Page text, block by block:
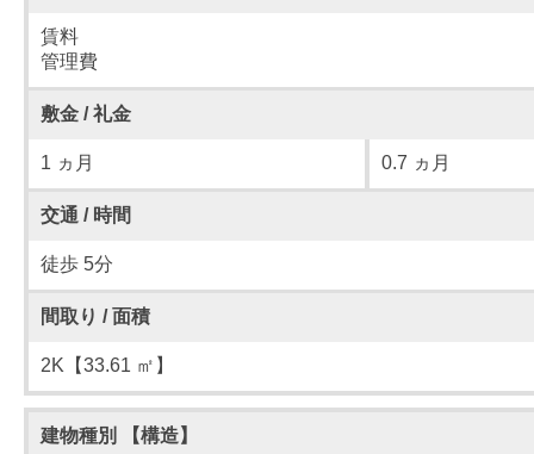
賃料
管理費
敷金 / 礼金
1 ヵ月 0.7 ヵ月
交通 / 時間
徒歩 5分
間取り / 面積
2K【33.61 ㎡】
建物種別 【構造】